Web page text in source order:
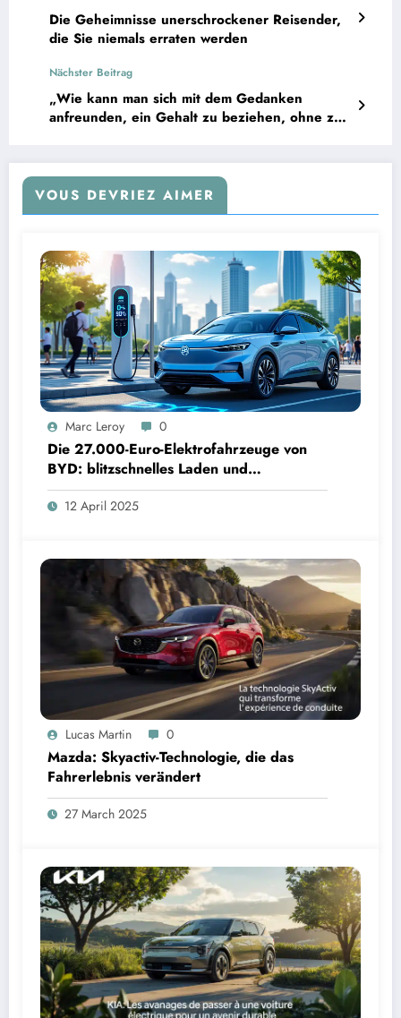
Die Geheimnisse unerschrockener Reisender,
die Sie niemals erraten werden
Nächster Beitrag
„Wie kann man sich mit dem Gedanken
anfreunden, ein Gehalt zu beziehen, ohne zu
Übergang in den Ruhestand.
VOUS DEVRIEZ AIMER
Marc Leroy 0
Die 27.000-Euro-Elektrofahrzeuge von
BYD: blitzschnelles Laden und
beeindruckende Innovation
12 April 2025
Lucas Martin 0
Mazda: Skyactiv-Technologie, die das
Fahrerlebnis verändert
27 March 2025